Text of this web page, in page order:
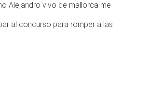
Alejandro vivo de mallorca me
al concurso para romper a las